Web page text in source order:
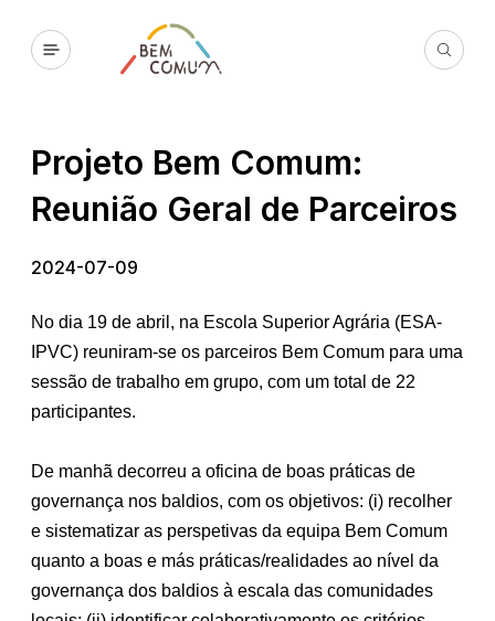
Projeto Bem Comum:
Reunião Geral de Parceiros
2024-07-09
No dia 19 de abril, na Escola Superior Agrária (ESA-
IPVC) reuniram-se os parceiros Bem Comum para uma
sessão de trabalho em grupo, com um total de 22
participantes.
De manhã decorreu a oficina de boas práticas de
governança nos baldios, com os objetivos: (i) recolher
e sistematizar as perspetivas da equipa Bem Comum
quanto a boas e más práticas/realidades ao nível da
governança dos baldios à escala das comunidades